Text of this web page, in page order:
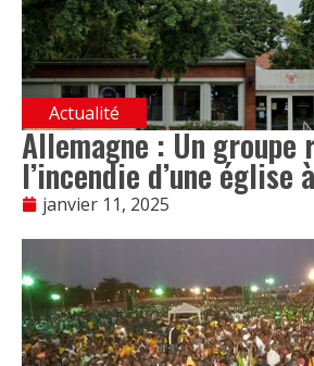
Actualité
Allemagne : Un groupe
l’incendie d’une église
janvier 11, 2025